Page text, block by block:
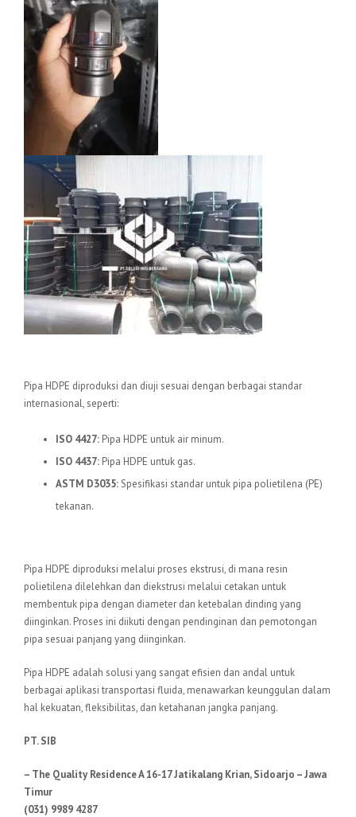
Pipa HDPE diproduksi dan diuji sesuai dengan berbagai standar
internasional, seperti:
ISO 4427: Pipa HDPE untuk air minum.
ISO 4437: Pipa HDPE untuk gas.
ASTM D3035:Spesifikasi standar untuk pipa polietilena (PE)
tekanan.
Pipa HDPE diproduksi melalui proses ekstrusi, di mana resin
polietilena dilelehkan dan diekstrusi melalui cetakan untuk
membentuk pipa dengan diameter dan ketebalan dinding yang
diinginkan. Proses ini diikuti dengan pendinginan dan pemotongan
pipa sesuai panjang yang diinginkan.
Pipa HDPE adalah solusi yang sangat efisien dan andal untuk
berbagai aplikasi transportasi fluida, menawarkan keunggulan dalam
hal kekuatan, fleksibilitas, dan ketahanan jangka panjang.
PT. SIB
– The Quality Residence A 16-17 Jatikalang Krian, Sidoarjo – Jawa
Timur
(031) 9989 4287